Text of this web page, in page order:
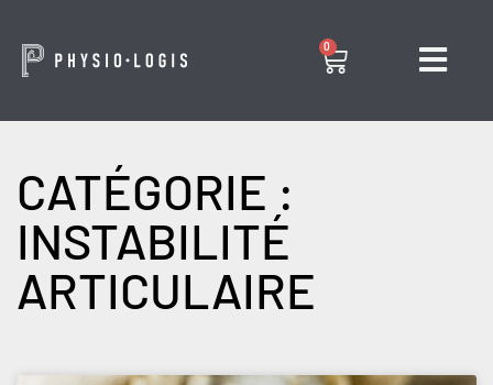
0
CATÉGORIE :
INSTABILITÉ
ARTICULAIRE